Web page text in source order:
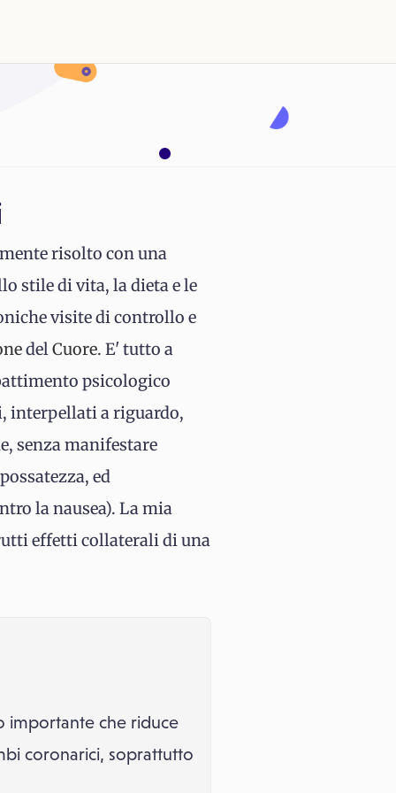
risolto con una
stile di vita, la dieta e le
visite di controllo e
delCuore. E' tutto a
psicologico
interpellati a riguardo,
senza manifestare
ed
la nausea). La mia
effetti collaterali di una
importante che riduce
coronarici, soprattutto